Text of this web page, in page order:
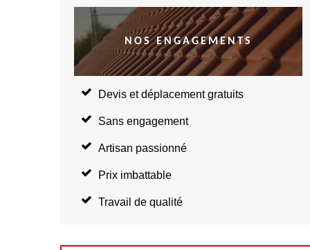
NOS ENGAGEMENTS
Devis et déplacement gratuits
Sans engagement
Artisan passionné
Prix imbattable
Travail de qualité